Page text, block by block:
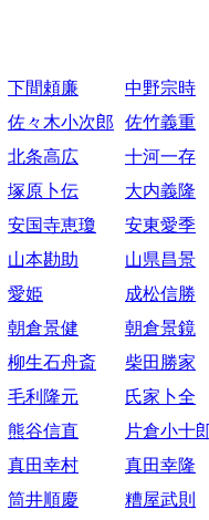
下間頼廉 中野宗時
佐々木小次郎 佐竹義重
北条高広 十河一存
塚原卜伝 大内義隆
安国寺恵瓊 安東愛季
山本勘助 山県昌景
愛姫 成松信勝
朝倉景健 朝倉景鏡
柳生石舟斎 柴田勝家
毛利隆元 氏家卜全
熊谷信直 片倉小十
真田幸村 真田幸隆
筒井順慶 糟屋武則